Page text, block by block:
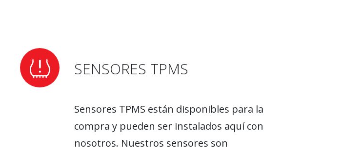
SENSORES TPMS
Sensores TPMS están disponibles para la
compra y pueden ser instalados aquí con
nosotros. Nuestros sensores son